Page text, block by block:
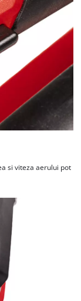
used.
Consent
si viteza aerului pot